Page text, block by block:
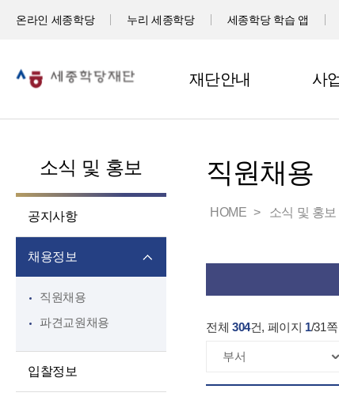
온라인 세종학당 누리 세종학당 세종학당 학습 앱
재단안내 사
소식 및 홍보
공지사항
채용정보
직원채용
파견교원채용
입찰정보
직원채용
HOME 소식 및 홍보
전체 304건, 페이지 1/31쪽